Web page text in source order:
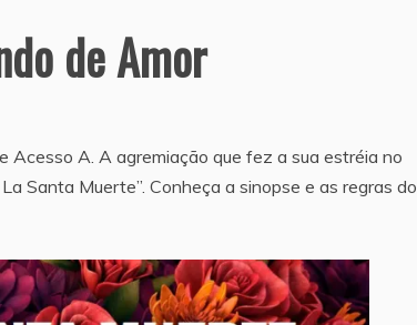
de Amor
Acesso A. A agremiação que fez a sua estréia no
Santa Muerte”. Conheça a sinopse e as regras do